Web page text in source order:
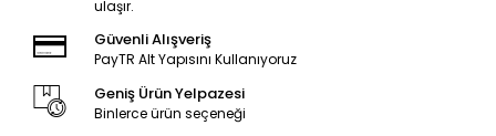
ulaşır.
Güvenli Alışveriş
PayTR Alt Yapısını Kullanıyoruz
Geniş Ürün Yelpazesi
Binlerce ürün seçeneği